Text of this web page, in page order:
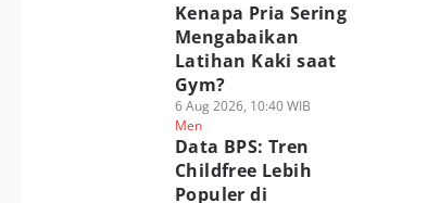
Kenapa Pria Sering
Mengabaikan
Latihan Kaki saat
Gym?
6 Aug 2026, 10:40 WIB
Men
Data BPS: Tren
Childfree Lebih
Populer di